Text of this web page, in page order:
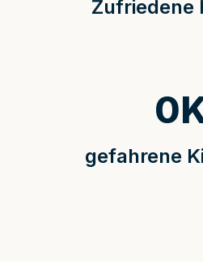
Zufriedene
gefahrene
0